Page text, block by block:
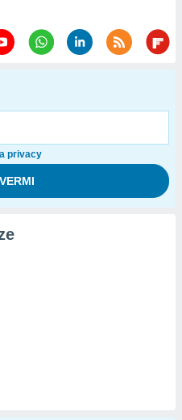
privacy